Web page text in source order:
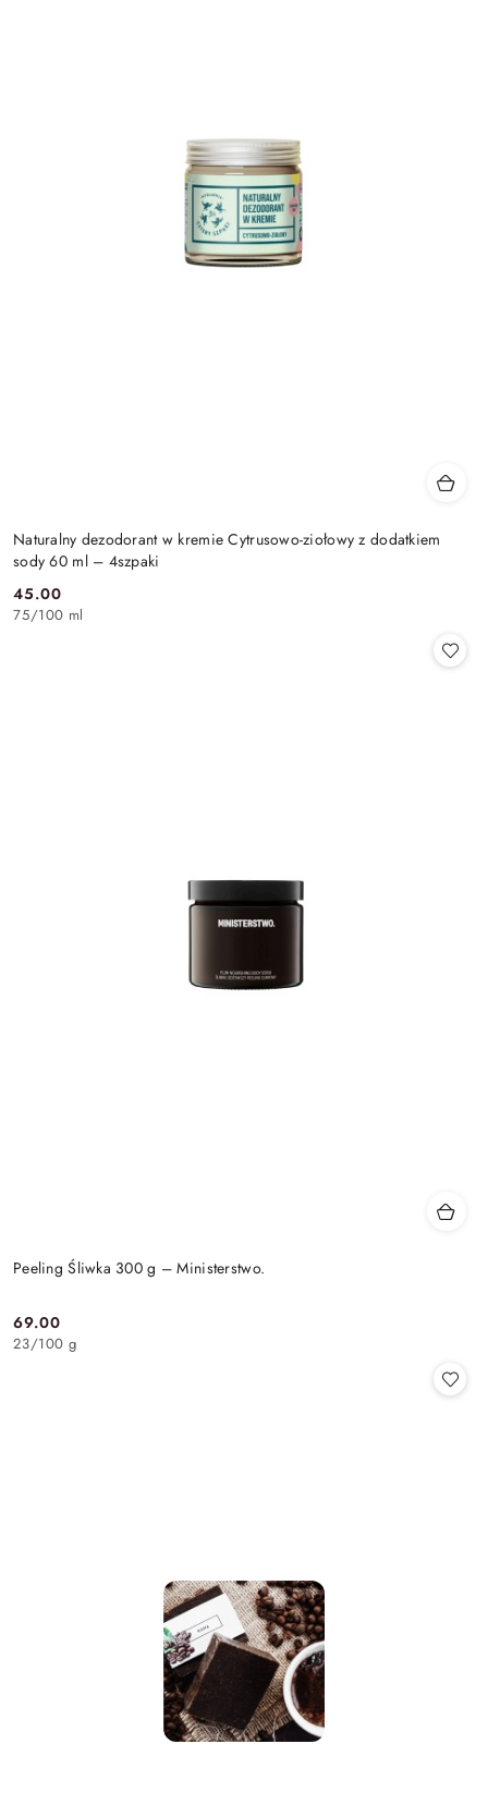
Naturalny dezodorant w kremie Cytrusowo-ziołowy z dodatkiem
sody 60 ml – 4szpaki
Cena:
45.00
75/100 ml
Peeling Śliwka 300 g – Ministerstwo.
Cena:
69.00
23/100 g